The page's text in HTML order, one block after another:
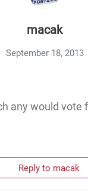
macak
September 18, 2013
any would vote
Reply to macak